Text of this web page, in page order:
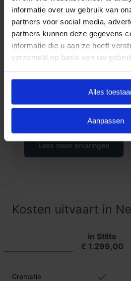
informatie over uw gebruik van
partners voor social media,
partners kunnen deze gegevens
informatie die u aan ze heeft
verzameld op basis van uw
Alles
Aanpassen
via telefoonnummer 085 016
Klanten Vertellen
Goedkope Uitvaart24,
van Uitvaart24, scoort een
met met meer dan 1400
Lees meer ervaringen
Kosten uitvaart in
in Stilte
€ 1.299,00
Crematie